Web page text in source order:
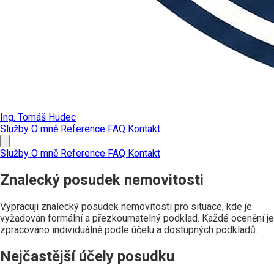
Ing. Tomáš Hudec
Služby O mně Reference FAQ Kontakt
Služby O mně Reference FAQ Kontakt
Znalecký posudek nemovitosti
Vypracuji znalecký posudek nemovitosti pro situace, kde je
vyžadován formální a přezkoumatelný podklad. Každé ocenění je
zpracováno individuálně podle účelu a dostupných podkladů.
Nejčastější účely posudku